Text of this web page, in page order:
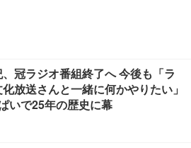
冠ラジオ番組終了へ 今後も「ラ
放送さんと一緒に何かやりたい」
いで25年の歴史に幕